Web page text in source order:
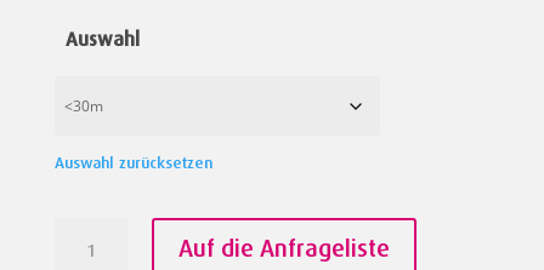
Auswahl
Auswahl zurücksetzen
Auf die Anfrageliste